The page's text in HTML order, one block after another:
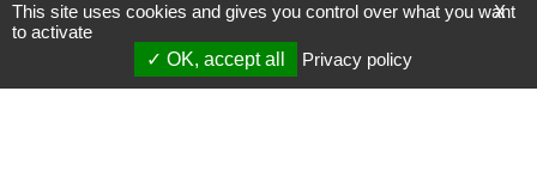
X
This site uses cookies and gives you control over what you want
to activate
OK, accept all
Privacy policy